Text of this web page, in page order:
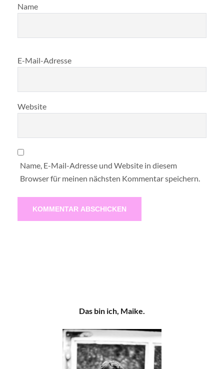
Name
E-Mail-Adresse
Website
Name, E-Mail-Adresse und Website in diesem
Browser für meinen nächsten Kommentar speichern.
Das bin ich, Maike.